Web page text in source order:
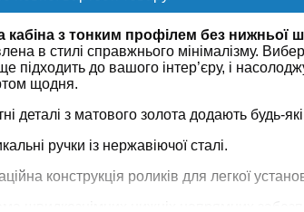
кабіна з тонким профілем без нижньої
в стилі справжнього мінімалізму.
підходить до вашого інтер’єру, і
щодня.
деталі з матового золота додають будь-
ручки із нержавіючої сталі.
конструкція роликів для легкої